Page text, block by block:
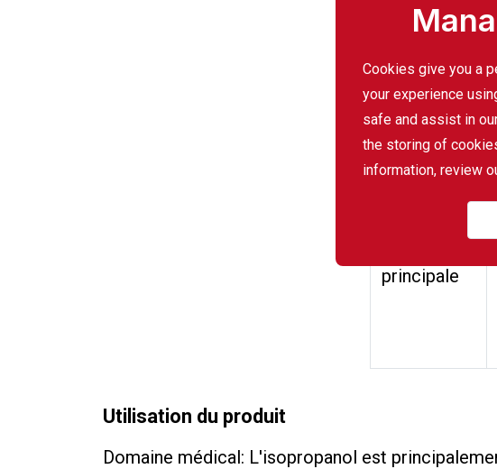
Cookies give you a
your experience
safe and assist in
the storing of
information, review
Apparence
Solubilité
principale
Utilisation du produit
Domaine médical: L'isopropanol est